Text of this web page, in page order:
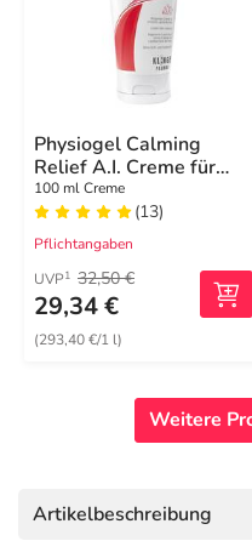
Physiogel Calming
Relief A.I. Creme für
irritierte Haut
100 ml Creme
(13)
Pflichtangaben
UVP1 32,50 €
29,34 €
(293,40 €/1 l)
Weitere
Artikelbeschreibung